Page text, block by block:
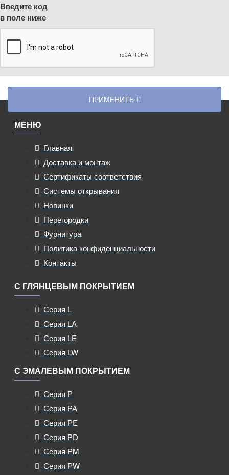
Введите код
в поле ниже
ПРИМЕНИТЬ
МЕНЮ
Главная
Доставка и монтаж
Сертификаты соответствия
Системы открывания
Новинки
Перегородки
Фурнитура
Политика конфиденциальности
Контакты
С ГЛЯНЦЕВЫМ ПОКРЫТИЕМ
Серия L
Серия LA
Серия LE
Серия LW
С ЭМАЛЕВЫМ ПОКРЫТИЕМ
Серия P
Серия PA
Серия PE
Серия PD
Серия PM
Серия PW